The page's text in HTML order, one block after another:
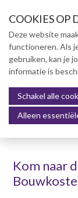
J
u
Menu
Kom naar
COOKIES OP
Deze website
functioneren. Als
gebruiken, kan je
informatie is
Schakel alle
Alleen